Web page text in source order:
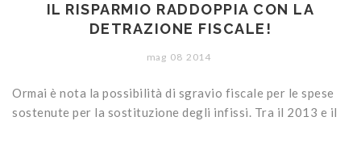
IL RISPARMIO RADDOPPIA CON LA
DETRAZIONE FISCALE!
mag 08 2014
Ormai è nota la possibilità di sgravio fiscale per le spese
sostenute per la sostituzione degli infissi. Tra il 2013 e il